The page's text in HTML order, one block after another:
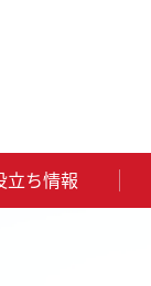
立ち情報
製造技術 ～ お客様のニー